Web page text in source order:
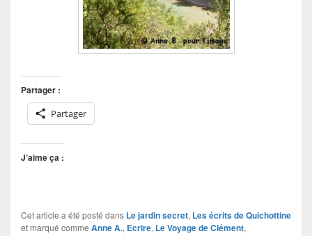
Partager :
Partager
J’aime ça :
Cet article a été posté dans Le jardin secret, Les écrits de Quichottine
et marqué comme Anne A., Ecrire, Le Voyage de Clément,